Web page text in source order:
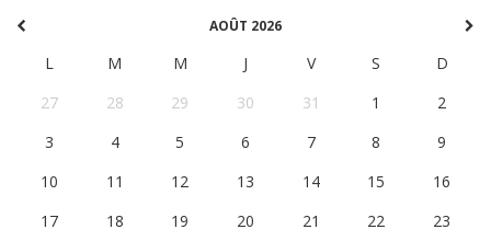
AOÛT 2026
L M M J V S
D
27
28 29 30 31 1
2
3
4 5 6 7 8
9
10
11 12 13 14 15
16
17
18 19 20 21 22
23